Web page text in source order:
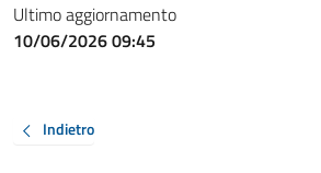
Ultimo aggiornamento
10/06/2026 09:45
Indietro